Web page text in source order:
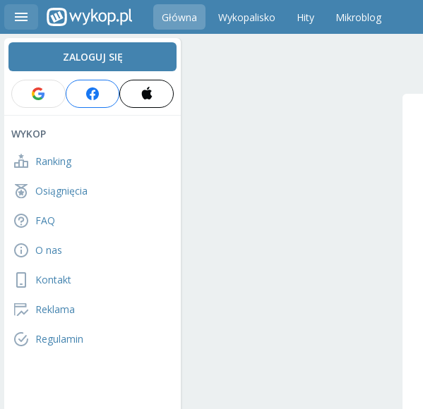
Główna Wykopalisko Hity Mikroblog
ZALOGUJ SIĘ
WYKOP
Ranking
Osiągnięcia
FAQ
O nas
Kontakt
Reklama
Regulamin